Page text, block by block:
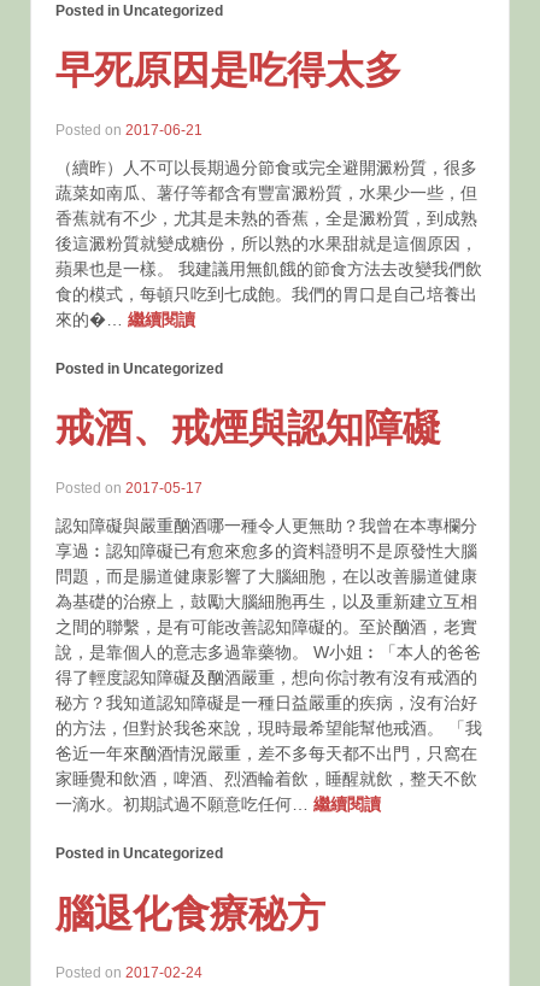
Posted in Uncategorized
早死原因是吃得太多
Posted on 2017-06-21
（續昨）人不可以長期過分節食或完全避開澱粉質，很多
蔬菜如南瓜、薯仔等都含有豐富澱粉質，水果少一些，但
香蕉就有不少，尤其是未熟的香蕉，全是澱粉質，到成熟
後這澱粉質就變成糖份，所以熟的水果甜就是這個原因，
蘋果也是一樣。 我建議用無飢餓的節食方法去改變我們飲
食的模式，每頓只吃到七成飽。我們的胃口是自己培養出
來的�… 繼續閱讀
Posted in Uncategorized
戒酒、戒煙與認知障礙
Posted on 2017-05-17
認知障礙與嚴重酗酒哪一種令人更無助？我曾在本專欄分
享過︰認知障礙已有愈來愈多的資料證明不是原發性大腦
問題，而是腸道健康影響了大腦細胞，在以改善腸道健康
為基礎的治療上，鼓勵大腦細胞再生，以及重新建立互相
之間的聯繫，是有可能改善認知障礙的。至於酗酒，老實
說，是靠個人的意志多過靠藥物。 W小姐︰「本人的爸爸
得了輕度認知障礙及酗酒嚴重，想向你討教有沒有戒酒的
秘方？我知道認知障礙是一種日益嚴重的疾病，沒有治好
的方法，但對於我爸來說，現時最希望能幫他戒酒。 「我
爸近一年來酗酒情況嚴重，差不多每天都不出門，只窩在
家睡覺和飲酒，啤酒、烈酒輪着飲，睡醒就飲，整天不飲
一滴水。初期試過不願意吃任何… 繼續閱讀
Posted in Uncategorized
腦退化食療秘方
Posted on 2017-02-24